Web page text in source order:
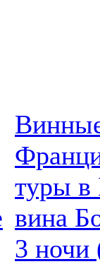
туры в
вина
3 ночи